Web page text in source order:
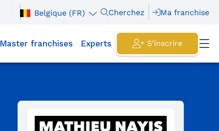
Belgique (FR) Cherchez Ma franchise
Master franchises Experts S'inscrire